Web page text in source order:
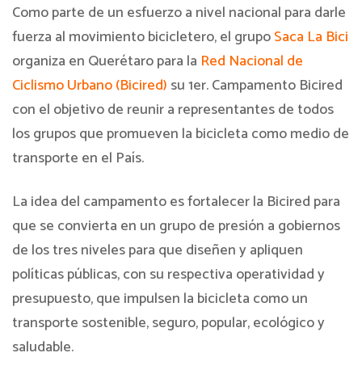
Como parte de un esfuerzo a nivel nacional para darle
fuerza al movimiento bicicletero, el grupoSaca La Bici
organiza en Querétaro para la Red Nacional de
Ciclismo Urbano (Bicired) su 1er. Campamento Bicired
con el objetivo de reunir a representantes de todos
los grupos que promueven la bicicleta como medio de
transporte en el País.
La idea del campamento es fortalecer la Bicired para
que se convierta en un grupo de presión a gobiernos
de los tres niveles para que diseñen y apliquen
políticas públicas, con su respectiva operatividad y
presupuesto, que impulsen la bicicleta como un
transporte sostenible, seguro, popular, ecológico y
saludable.